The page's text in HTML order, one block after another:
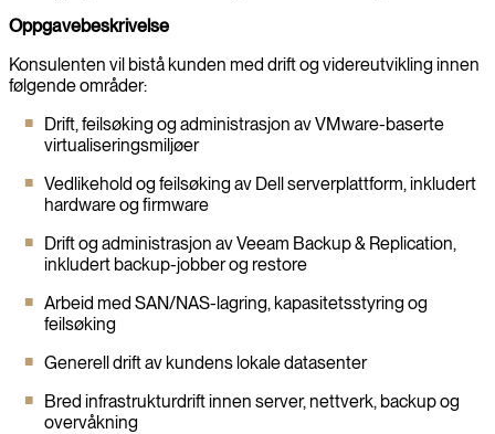
Oppgavebeskrivelse
Konsulenten vil bistå kunden med drift og videreutvikling innen
følgende områder:
Drift, feilsøking og administrasjon av VMware-baserte
virtualiseringsmiljøer
Vedlikehold og feilsøking av Dell serverplattform, inkludert
hardware og firmware
Drift og administrasjon av Veeam Backup & Replication,
inkludert backup-jobber og restore
Arbeid med SAN/NAS-lagring, kapasitetsstyring og
feilsøking
Generell drift av kundens lokale datasenter
Bred infrastrukturdrift innen server, nettverk, backup og
overvåkning